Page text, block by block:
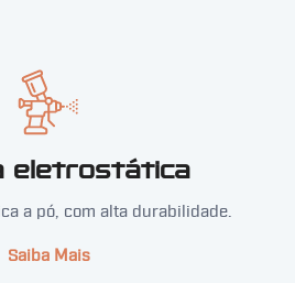
eletrostática
a pó, com alta durabilidade.
Saiba Mais